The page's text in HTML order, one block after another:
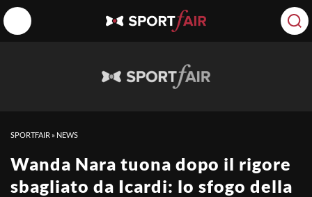
SPORTFAIR » NEWS
Wanda Nara tuona dopo il rigore
sbagliato da Icardi: lo sfogo della